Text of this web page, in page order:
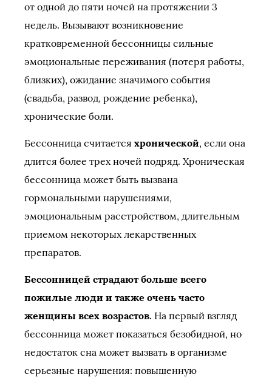
от одной до пяти ночей на протяжении 3
недель. Вызывают возникновение
кратковременной бессонницы сильные
эмоциональные переживания (потеря работы,
близких), ожидание значимого события
(свадьба, развод, рождение ребенка),
хронические боли.
Бессонница считается хронической, если она
длится более трех ночей подряд. Хроническая
бессонница может быть вызвана
гормональными нарушениями,
эмоциональным расстройством, длительным
приемом некоторых лекарственных
препаратов.
Бессонницей страдают больше всего
пожилые люди и также очень часто
женщины всех возрастов. На первый взгляд
бессонница может показаться безобидной, но
недостаток сна может вызвать в организме
серьезные нарушения: повышенную